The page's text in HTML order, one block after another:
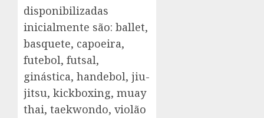
disponibilizadas
inicialmente são: ballet,
basquete, capoeira,
futebol, futsal,
ginástica, handebol, jiu-
jitsu, kickboxing, muay
thai, taekwondo, violão